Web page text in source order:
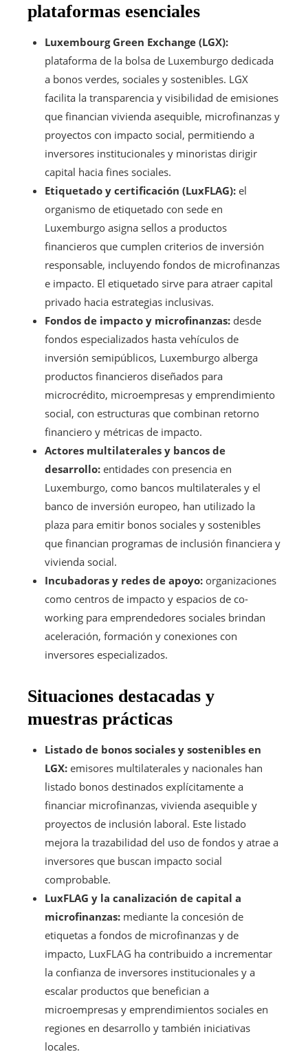
plataformas esenciales
Luxembourg Green Exchange (LGX):
plataforma de la bolsa de Luxemburgo dedicada
a bonos verdes, sociales y sostenibles. LGX
facilita la transparencia y visibilidad de emisiones
que financian vivienda asequible, microfinanzas y
proyectos con impacto social, permitiendo a
inversores institucionales y minoristas dirigir
capital hacia fines sociales.
Etiquetado y certificación (LuxFLAG): el
organismo de etiquetado con sede en
Luxemburgo asigna sellos a productos
financieros que cumplen criterios de inversión
responsable, incluyendo fondos de microfinanzas
e impacto. El etiquetado sirve para atraer capital
privado hacia estrategias inclusivas.
Fondos de impacto y microfinanzas: desde
fondos especializados hasta vehículos de
inversión semipúblicos, Luxemburgo alberga
productos financieros diseñados para
microcrédito, microempresas y emprendimiento
social, con estructuras que combinan retorno
financiero y métricas de impacto.
Actores multilaterales y bancos de
desarrollo: entidades con presencia en
Luxemburgo, como bancos multilaterales y el
banco de inversión europeo, han utilizado la
plaza para emitir bonos sociales y sostenibles
que financian programas de inclusión financiera y
vivienda social.
Incubadoras y redes de apoyo: organizaciones
como centros de impacto y espacios de co-
working para emprendedores sociales brindan
aceleración, formación y conexiones con
inversores especializados.
Situaciones destacadas y
muestras prácticas
Listado de bonos sociales y sostenibles en
LGX: emisores multilaterales y nacionales han
listado bonos destinados explícitamente a
financiar microfinanzas, vivienda asequible y
proyectos de inclusión laboral. Este listado
mejora la trazabilidad del uso de fondos y atrae a
inversores que buscan impacto social
comprobable.
LuxFLAG y la canalización de capital a
microfinanzas: mediante la concesión de
etiquetas a fondos de microfinanzas y de
impacto, LuxFLAG ha contribuido a incrementar
la confianza de inversores institucionales y a
escalar productos que benefician a
microempresas y emprendimientos sociales en
regiones en desarrollo y también iniciativas
locales.